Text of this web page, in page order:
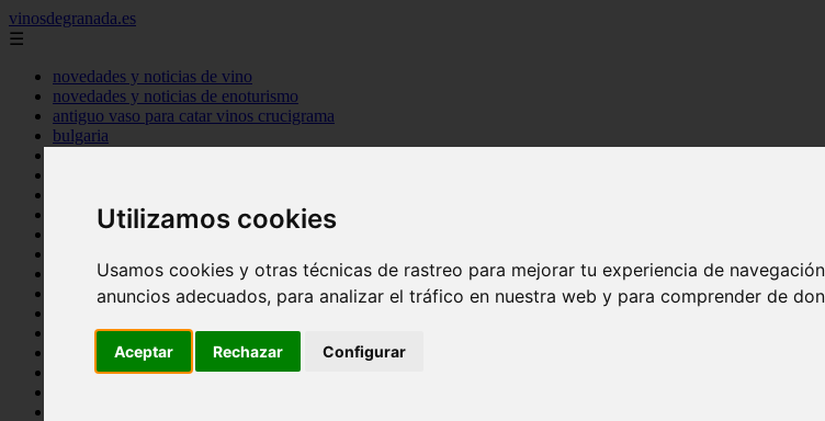
Utilizamos cookies
Usamos cookies y otras técnicas de rastreo para mejorar tu experiencia de
anuncios adecuados, para analizar el tráfico en nuestra web y para comprender de
Aceptar Rechazar Configurar
vinosdegranada.es
☰
novedades y noticias de vino
novedades y noticias de enoturismo
antiguo vaso para catar vinos crucigrama
bulgaria
Córdoba - córdoba
Barcelona - barcelona
Ciudad-real - montiel
Santa-cruz-de-tenerife - guía-de-isora
La-rioja - casalarreina
Almería - roquetas-de-mar
Madrid - pozuelo-de-alarcón